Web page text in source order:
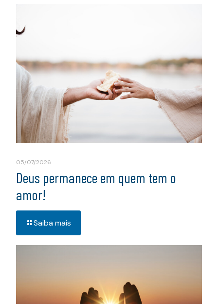
05/07/2026
Deus permanece em quem tem o
amor!
Saiba mais